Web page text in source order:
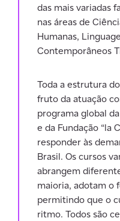
das mais variadas
nas áreas de
Humanas,
Contemporâneos
Toda a estrutura
fruto da atuação
programa global
e da Fundação “la
responder às
Brasil. Os cursos
abrangem
maioria, adotam o
permitindo que o
ritmo. Todos são